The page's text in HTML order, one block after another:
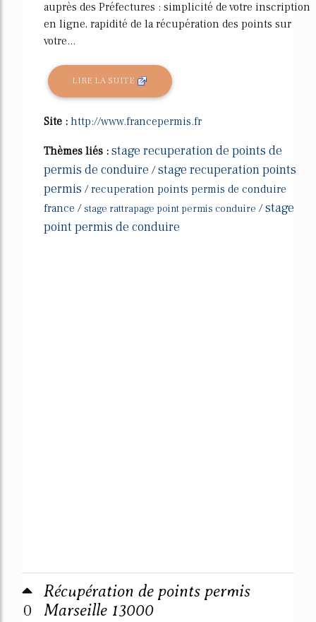
auprès des Préfectures : simplicité de votre inscription
en ligne, rapidité de la récupération des points sur
votre...
LIRE LA SUITE
Site : http://www.francepermis.fr
Thèmes liés : stage recuperation de points de
permis de conduire /stage recuperation points
permis /recuperation points permis de conduire
france /stage rattrapage point permis conduire /stage
point permis de conduire
0
Récupération de points permis
Marseille 13000